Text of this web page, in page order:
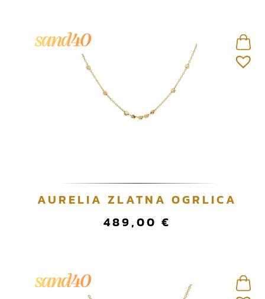
AURELIA ZLATNA OGRLICA
489,00 €